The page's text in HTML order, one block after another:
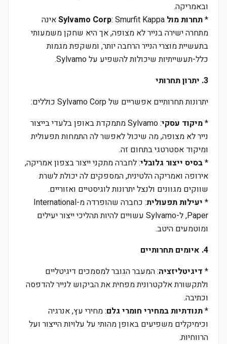
ובאמריקה.
*תחרות מול Sylvamo Corp
: Smurfit Kappa אינה
מתחרה ישירה בנייר לא מצופה, אך היא שחקן משמעותי
בתעשיית מוצרי הנייר הרחבה יותר, ומשקפת מגמות
כלל-תעשייתיות שיכולות להשפיע על Sylvamo.
3. יתרון תחרותי
יתרונות תחרותיים אפשריים של Sylvamo Corp כוללים:
*מיקוד עסקי
: Sylvamo מתמקדת באופן בלעדי בייצור
נייר לא מצופה, מה שיכול לאפשר לה התמחות תפעולית
ומיקוד אסטרטגי בתחום זה.
*בסיס ייצור גלובלי: לחברה מתקני ייצור בצפון אמריקה,
אירופה ואמריקה הלטינית, המספקים לה יכולת לשרת
שווקים מגוונים ולנצל יתרונות לוגיסטיים ואזוריים.
* יעילות תפעולית
: כחברה שהופרדה מ-International
Paper, ל-Sylvamo עשויים להיות תהליכי ייצור יעילים
ומוטמעים היטב.
4. איומים תחרותיים
* דיגיטליזציה: המעבר הגובר למסמכים דיגיטליים
ולתקשורת אלקטרונית מפחית את הביקוש לנייר להדפסה
וכתיבה.
*תנודתיות במחירי חומרי גלם: מחירי עץ, אנרגיה
וכימיקלים משפיעים באופן מהותי על עלויות הייצור ועל
הרווחיות.